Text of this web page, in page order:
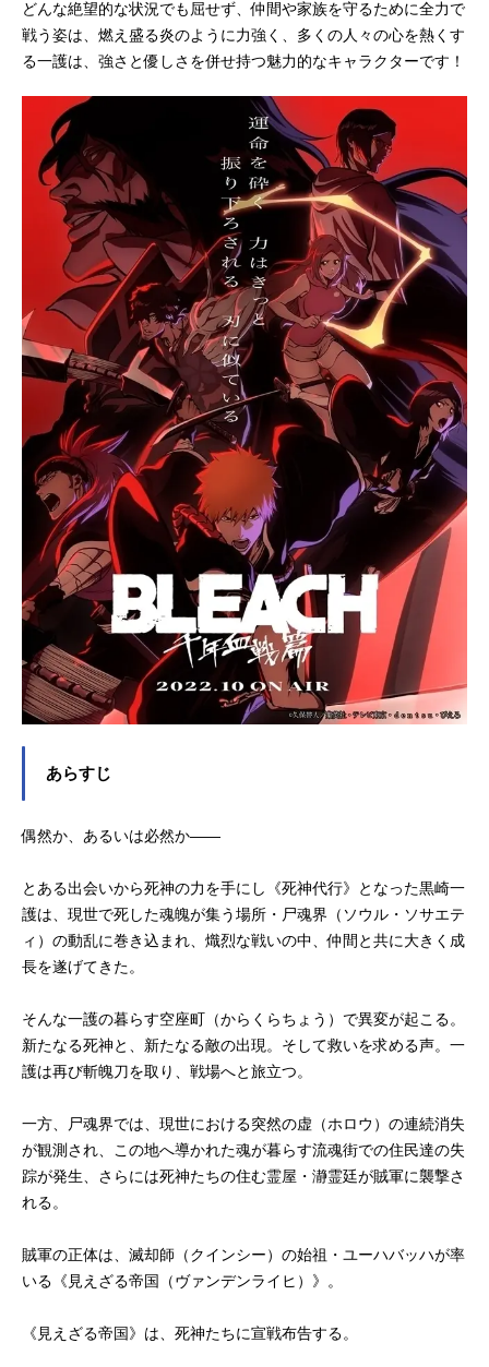
どんな絶望的な状況でも屈せず、仲間や家族を守るために全力で
戦う姿は、燃え盛る炎のように力強く、多くの人々の心を熱くす
る一護は、強さと優しさを併せ持つ魅力的なキャラクターです！
あらすじ
偶然か、あるいは必然か――
とある出会いから死神の力を手にし《死神代行》となった黒崎一
護は、現世で死した魂魄が集う場所・尸魂界（ソウル・ソサエテ
ィ）の動乱に巻き込まれ、熾烈な戦いの中、仲間と共に大きく成
長を遂げてきた。
そんな一護の暮らす空座町（からくらちょう）で異変が起こる。
新たなる死神と、新たなる敵の出現。そして救いを求める声。一
護は再び斬魄刀を取り、戦場へと旅立つ。
一方、尸魂界では、現世における突然の虚（ホロウ）の連続消失
が観測され、この地へ導かれた魂が暮らす流魂街での住民達の失
踪が発生、さらには死神たちの住む霊屋・瀞霊廷が賊軍に襲撃さ
れる。
賊軍の正体は、滅却師（クインシー）の始祖・ユーハバッハが率
いる《見えざる帝国（ヴァンデンライヒ）》。
《見えざる帝国》は、死神たちに宣戦布告する。